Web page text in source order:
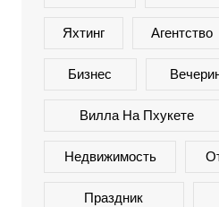
Яхтинг Агентство
Бизнес
Вилла На Пхукете
Недвижимость
Праздник